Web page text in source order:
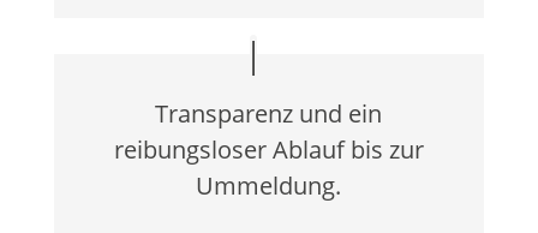
Transparenz und ein
reibungsloser Ablauf bis zur
Ummeldung.